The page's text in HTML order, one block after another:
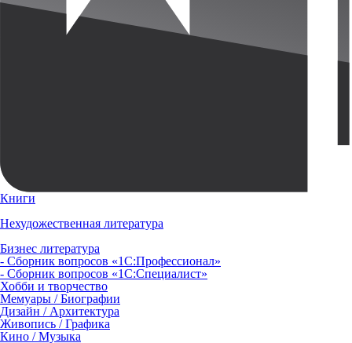
Книги
Нехудожественная литература
Бизнес литература
- Сборник вопросов «1С:Профессионал»
- Сборник вопросов «1С:Специалист»
Хобби и творчество
Мемуары / Биографии
Дизайн / Архитектура
Живопись / Графика
Кино / Музыка